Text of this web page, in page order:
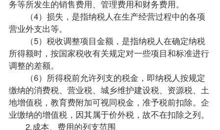
务等所发生的销售费用、管理费用和财务费用。
（4）损失，是指纳税人在生产经营过程中的各项
营业外支出等。
（5）税收调整项目金额，是指纳税人在确定纳税
所得额时，按国家税收有关规定对一些项目和标准进行
调整的差额。
（6）所得税前允许列支的税金，即纳税人按规定
缴纳的消费税、营业税、城乡维护建设税、资源税、土
地增值税，教育费附加可视同税金，准予税前扣除。企
业缴纳的增值税，因其属于价外税，故不在扣除之列。
2.成本、费用的列支范围